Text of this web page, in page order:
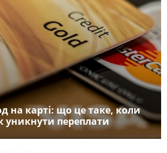
на карті: що це таке, коли
уникнути переплати